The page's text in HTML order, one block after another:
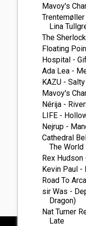
Mavoy's
Lina
The
Floating
Hospital -
Ada Lea -
KAZU - Salty
Mavoy's
Nérija -
LIFE -
Nejrup -
Cathedral
The World
Rex Hudson
Kevin Paul -
Road To
sir Was -
Dragon)
Nat Turner
Late